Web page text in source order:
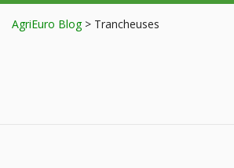
AgriEuro Blog> Trancheuses